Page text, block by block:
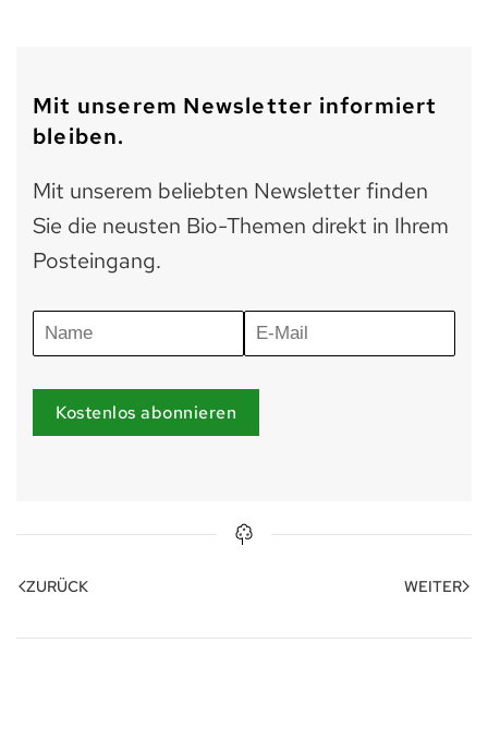
Mit unserem Newsletter informiert
bleiben.
Mit unserem beliebten Newsletter finden
Sie die neusten Bio-Themen direkt in Ihrem
Posteingang.
Kostenlos abonnieren
ZURÜCK WEITER